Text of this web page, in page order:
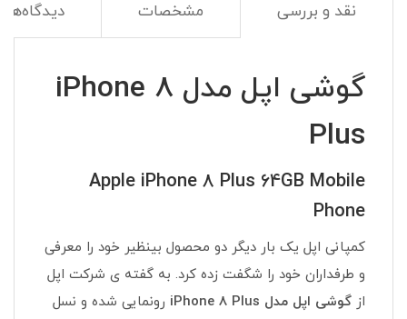
نقد و بررسی مشخصات دیدگاه‌ها
گوشی اپل مدل iPhone 8
Plus
Apple iPhone 8 Plus 64GB Mobile
Phone
کمپانی اپل یک بار دیگر دو محصول بینظیر خود را معرفی
و طرفداران خود را شگفت زده کرد. به گفته ی شرکت اپل
از گوشی اپل مدل iPhone 8 Plus
رونمایی شده و نسل